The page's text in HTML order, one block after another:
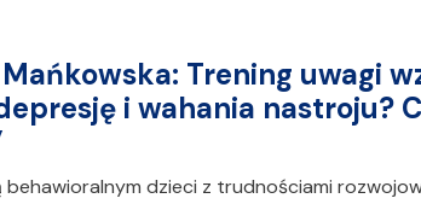
Trening uwagi
i wahania nastroju?
dzieci z trudnościami